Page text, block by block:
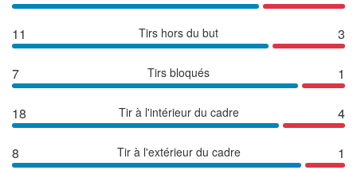
11 Tirs hors du but 3
7 Tirs bloqués 1
18 Tir à l'intérieur du cadre 4
8 Tir à l'extérieur du cadre 1